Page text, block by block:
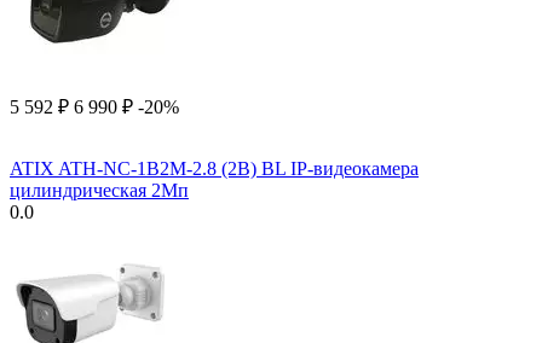
5 592 ₽ 6 990 ₽ -20%
ATIX ATH-NC-1B2M-2.8 (2B) BL IP-видеокамера
цилиндрическая 2Мп
0.0